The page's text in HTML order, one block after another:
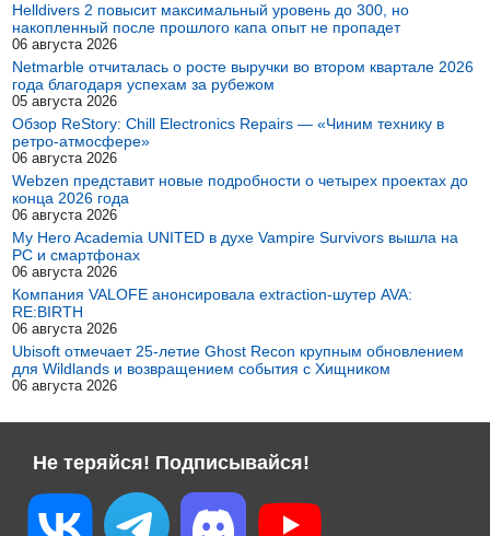
Helldivers 2 повысит максимальный уровень до 300, но
накопленный после прошлого капа опыт не пропадет
06 августа 2026
Netmarble отчиталась о росте выручки во втором квартале 2026
года благодаря успехам за рубежом
05 августа 2026
Обзор ReStory: Chill Electronics Repairs — «Чиним технику в
ретро-атмосфере»
06 августа 2026
Webzen представит новые подробности о четырех проектах до
конца 2026 года
06 августа 2026
My Hero Academia UNITED в духе Vampire Survivors вышла на
PC и смартфонах
06 августа 2026
Компания VALOFE анонсировала extraction-шутер AVA:
RE:BIRTH
06 августа 2026
Ubisoft отмечает 25-летие Ghost Recon крупным обновлением
для Wildlands и возвращением события с Хищником
06 августа 2026
Не теряйся! Подписывайся!